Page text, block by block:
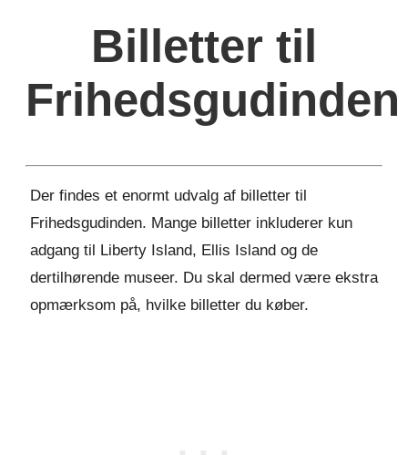
Billetter til
Frihedsgudinden
Der findes et enormt udvalg af billetter til
Frihedsgudinden. Mange billetter inkluderer kun
adgang til Liberty Island, Ellis Island og de
dertilhørende museer. Du skal dermed være ekstra
opmærksom på, hvilke billetter du køber.